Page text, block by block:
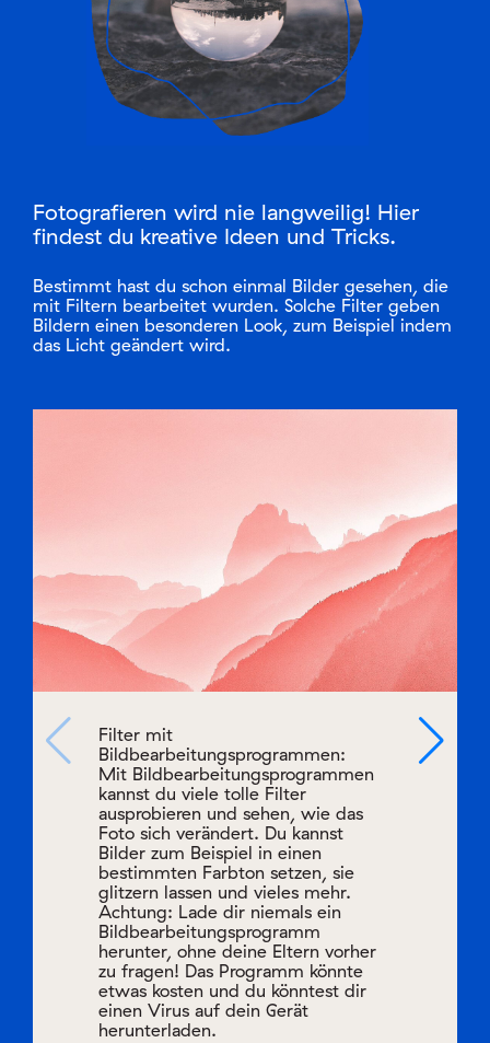
Fotografieren wird nie langweilig! Hier
findest du kreative Ideen und Tricks.
Bestimmt hast du schon einmal Bilder gesehen, die
mit Filtern bearbeitet wurden. Solche Filter geben
Bildern einen besonderen Look, zum Beispiel indem
das Licht geändert wird.
Filter mit
Bildbearbeitungsprogrammen:
Mit Bildbearbeitungsprogrammen
kannst du viele tolle Filter
ausprobieren und sehen, wie das
Foto sich verändert. Du kannst
Bilder zum Beispiel in einen
bestimmten Farbton setzen, sie
glitzern lassen und vieles mehr.
Achtung: Lade dir niemals ein
Bildbearbeitungsprogramm
herunter, ohne deine Eltern vorher
zu fragen! Das Programm könnte
etwas kosten und du könntest dir
einen Virus auf dein Gerät
herunterladen.